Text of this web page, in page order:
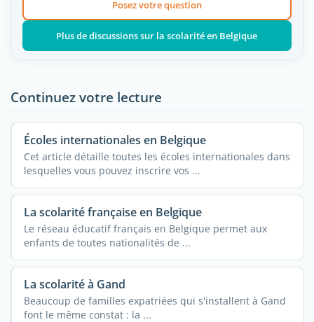
Posez votre question
Plus de discussions sur la scolarité en Belgique
Continuez votre lecture
Écoles internationales en Belgique
Cet article détaille toutes les écoles internationales dans
lesquelles vous pouvez inscrire vos ...
La scolarité française en Belgique
Le réseau éducatif français en Belgique permet aux
enfants de toutes nationalités de ...
La scolarité à Gand
Beaucoup de familles expatriées qui s'installent à Gand
font le même constat : la ...